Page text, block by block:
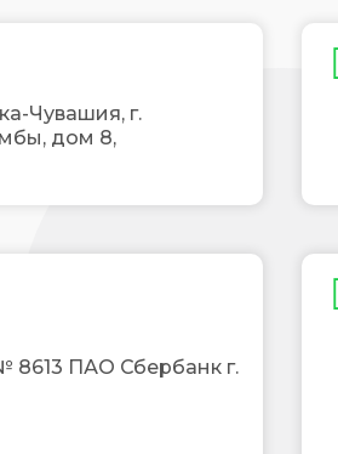
Чувашия, г.
дом 8,
8613 ПАО Сбербанк г.